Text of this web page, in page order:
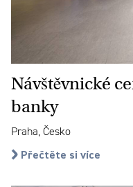
Návštěvnické
banky
Praha, Česko
Přečtěte si více